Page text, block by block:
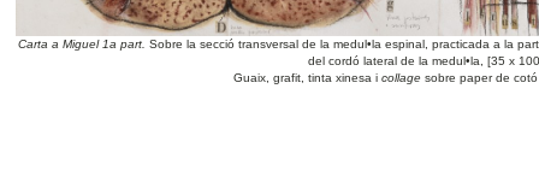
Carta a Miguel 1a part. Sobre la secció transversal de la medul•la espinal, practicada a la
del cordó lateral de la medul•la, [35 x
Guaix, grafit, tinta xinesa i collage sobre paper de